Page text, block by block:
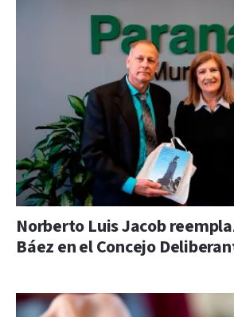
Norberto Luis Jacob
Báez en el Concejo